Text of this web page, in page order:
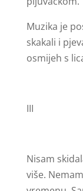
Muzika je
skakali i
osmijeh s
III
Nisam
više.